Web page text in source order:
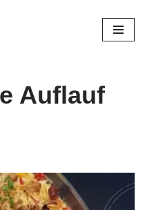
Auflauf